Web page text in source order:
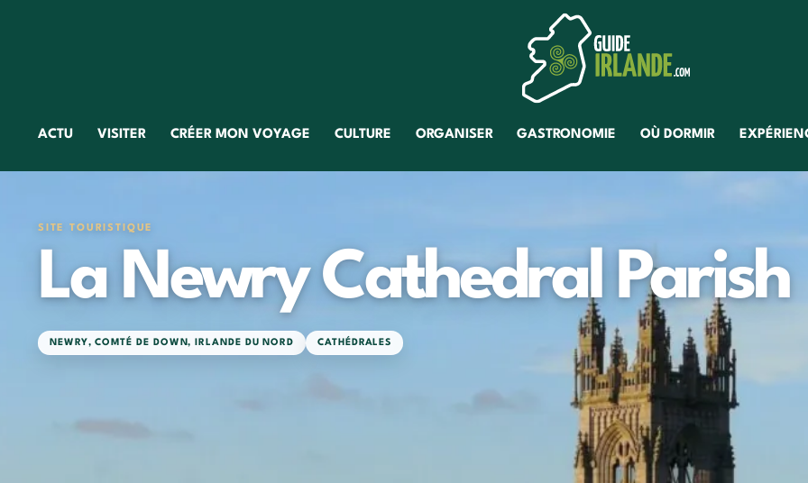
ACTU VISITER CRÉER MON VOYAGE CULTURE ORGANISER GASTRONOMIE OÙ DORMIR
SITE TOURISTIQUE
La Newry Cathedral Parish
NEWRY,COMTÉ DE DOWN, IRLANDE DU NORD CATHÉDRALES